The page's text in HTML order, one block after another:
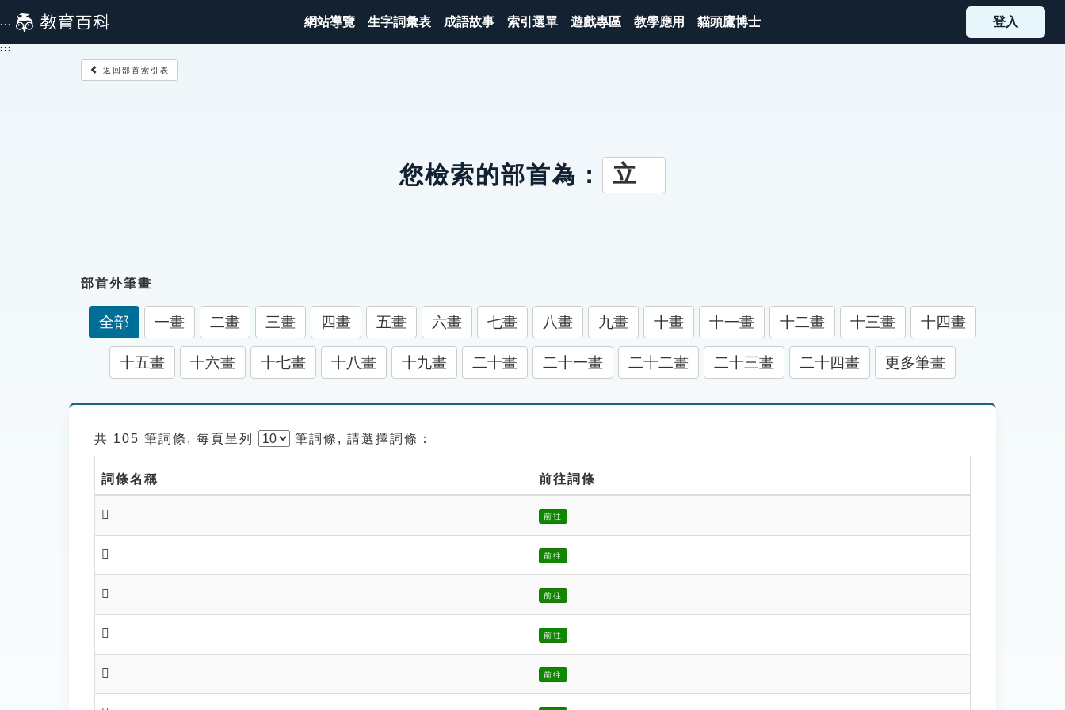
到
主
::: 網站導覽 生字詞彙表 成語故事 索引選單 遊戲專區 教學應用 貓頭鷹博士 登入
:::
返回部首索引表
您檢索的部首為： 立
部首外筆畫
全部 一畫 二畫 三畫 四畫 五畫 六畫 七畫 八畫 九畫 十畫 十一畫 十二畫 十三畫 十四畫
十五畫 十六畫 十七畫 十八畫 十九畫 二十畫 二十一畫 二十二畫 二十三畫 二十四畫 更多筆畫
共 105 筆詞條, 每頁呈列 筆詞條, 請選擇詞條：
詞條名稱 前往詞條
𥪰 前往
𥪱 前往
𥪱 前往
𥪶 前往
𥪻 前往